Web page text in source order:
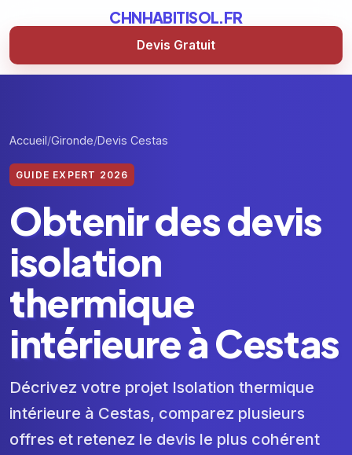
CHNHABITISOL.FR
Devis Gratuit
Accueil Gironde Devis Cestas
GUIDE EXPERT 2026
Obtenir des devis
isolation
thermique
intérieure à Cestas
Décrivez votre projet Isolation thermique
intérieure à Cestas, comparez plusieurs
offres et retenez le devis le plus cohérent